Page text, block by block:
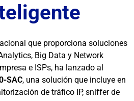
que proporciona soluciones
Big Data y Network
e ISPs, ha lanzado al
SAC, una solución que incluye en
de tráfico IP, sniffer de